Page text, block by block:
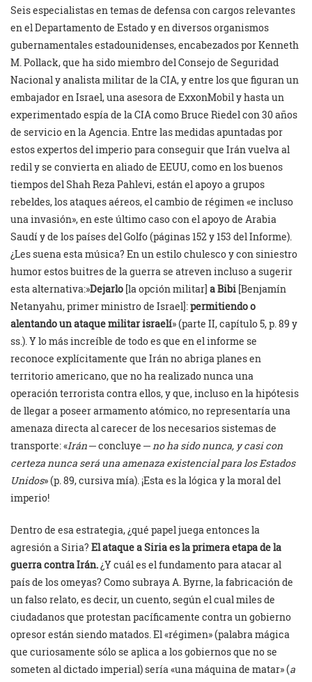
Seis especialistas en temas de defensa con cargos relevantes
en el Departamento de Estado y en diversos organismos
gubernamentales estadounidenses, encabezados por Kenneth
M. Pollack, que ha sido miembro del Consejo de Seguridad
Nacional y analista militar de la CIA, y entre los que figuran un
embajador en Israel, una asesora de ExxonMobil y hasta un
experimentado espía de la CIA como Bruce Riedel con 30 años
de servicio en la Agencia. Entre las medidas apuntadas por
estos expertos del imperio para conseguir que Irán vuelva al
redil y se convierta en aliado de EEUU, como en los buenos
tiempos del Shah Reza Pahlevi, están el apoyo a grupos
rebeldes, los ataques aéreos, el cambio de régimen «e incluso
una invasión», en este último caso con el apoyo de Arabia
Saudí y de los países del Golfo (páginas 152 y 153 del Informe).
¿Les suena esta música? En un estilo chulesco y con siniestro
humor estos buitres de la guerra se atreven incluso a sugerir
esta alternativa:»Dejarlo [la opción militar] a Bibi [Benjamín
Netanyahu, primer ministro de Israel]:permitiendo o
alentando un ataque militar israelí» (parte II, capítulo 5, p. 89 y
ss.). Y lo más increíble de todo es que en el informe se
reconoce explícitamente que Irán no abriga planes en
territorio americano, que no ha realizado nunca una
operación terrorista contra ellos, y que, incluso en la hipótesis
de llegar a poseer armamento atómico, no representaría una
amenaza directa al carecer de los necesarios sistemas de
transporte: «Irán─ concluye ─no ha sido nunca, y casi con
certeza nunca será una amenaza existencial para los Estados
Unidos» (p. 89, cursiva mía). ¡Esta es la lógica y la moral del
imperio!
Dentro de esa estrategia, ¿qué papel juega entonces la
agresión a Siria? El ataque a Siria es la primera etapa de la
guerra contra Irán.¿Y cuál es el fundamento para atacar al
país de los omeyas? Como subraya A. Byrne, la fabricación de
un falso relato, es decir, un cuento, según el cual miles de
ciudadanos que protestan pacíficamente contra un gobierno
opresor están siendo matados. El «régimen» (palabra mágica
que curiosamente sólo se aplica a los gobiernos que no se
someten al dictado imperial) sería «una máquina de matar» (a